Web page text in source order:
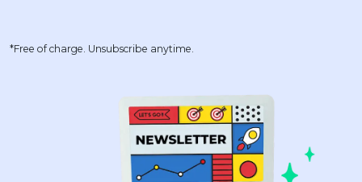
*Free of charge. Unsubscribe anytime.